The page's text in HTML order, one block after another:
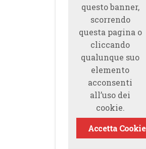
questo banner,
scorrendo
questa pagina o
cliccando
qualunque suo
elemento
acconsenti
all’uso dei
cookie.
Accetta Cookie